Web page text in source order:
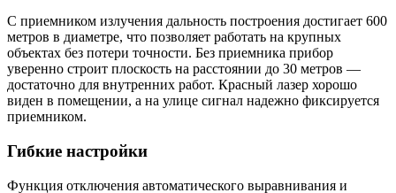
С приемником излучения дальность построения достигает 600
метров в диаметре, что позволяет работать на крупных
объектах без потери точности. Без приемника прибор
уверенно строит плоскость на расстоянии до 30 метров —
достаточно для внутренних работ. Красный лазер хорошо
виден в помещении, а на улице сигнал надежно фиксируется
приемником.
Гибкие настройки
Функция отключения автоматического выравнивания и